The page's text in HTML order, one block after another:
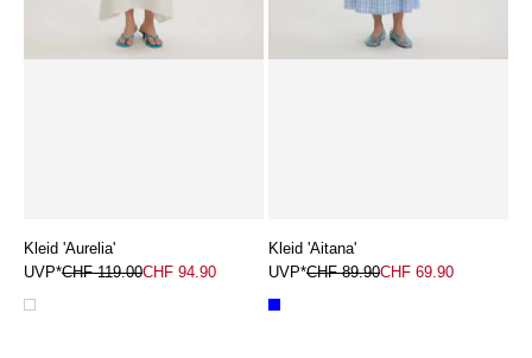
Kleid 'Aurelia'
UVP*CHF 119.00CHF 94.90
Kleid 'Aitana'
UVP*CHF 89.90CHF 69.90